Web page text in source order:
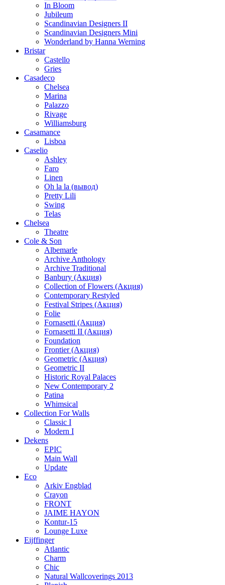
In Bloom
Jubileum
Scandinavian Designers II
Scandinavian Designers Mini
Wonderland by Hanna Werning
Bristar
Castello
Gries
Casadeco
Chelsea
Marina
Palazzo
Rivage
Williamsburg
Casamance
Lisboa
Caselio
Ashley
Faro
Linen
Oh la la (вывод)
Pretty Lili
Swing
Telas
Chelsea
Theatre
Cole & Son
Albemarle
Archive Anthology
Archive Traditional
Banbury (Акция)
Collection of Flowers (Акция)
Contemporary Restyled
Festival Stripes (Акция)
Folie
Fornasetti (Акция)
Fornasetti II (Акция)
Foundation
Frontier (Акция)
Geometric (Акция)
Geometric II
Historic Royal Palaces
New Contemporary 2
Patina
Whimsical
Collection For Walls
Classic I
Modern I
Dekens
EPIC
Main Wall
Update
Eco
Arkiv Engblad
Crayon
FRONT
JAIME HAYON
Kontur-15
Lounge Luxe
Eijffinger
Atlantic
Charm
Chic
Natural Wallcoverings 2013